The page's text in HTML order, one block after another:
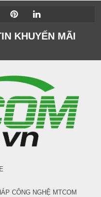
KHUYẾN MÃI
CÔNG NGHỆ MTCOM